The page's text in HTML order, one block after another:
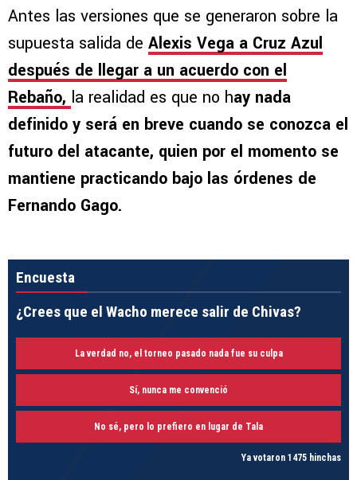
Antes las versiones que se generaron sobre la
supuesta salida de Alexis Vega a Cruz Azul
después de llegar a un acuerdo con el
Rebaño, la realidad es que no hay nada
definido y será en breve cuando se conozca el
futuro del atacante, quien por el momento se
mantiene practicando bajo las órdenes de
Fernando Gago.
Encuesta
¿Crees que el Wacho merece salir de Chivas?
La verdad no, el torneo pasado nada fue su culpa
Sí, nunca me convenció
No sé, pero lo prefiero en lugar de Tala
Ya votaron 1475 hinchas